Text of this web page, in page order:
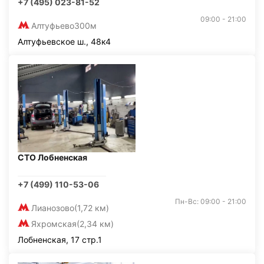
+7 (495) 023-81-52
Алтуфьево300м
09:00 - 21:00
Алтуфьевское ш., 48к4
СТО Лобненская
+7 (499) 110-53-06
Лианозово(1,72 км)
Яхромская(2,34 км)
Пн-Вс: 09:00 - 21:00
Лобненская, 17 стр.1